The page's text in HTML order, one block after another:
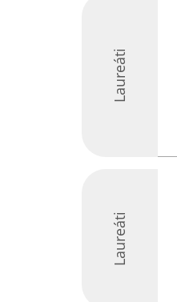
Laureáti
Laureáti